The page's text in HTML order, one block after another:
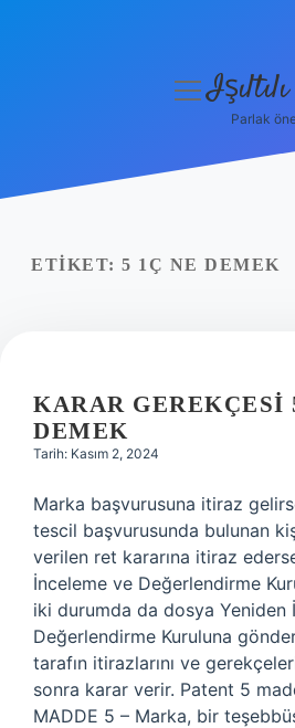
Yasal Uyarı
menüyü
Parlak
ETIKET: 5 1Ç NE DEMEK
KARAR GEREKÇESI
DEMEK
Tarih: Kasım 2, 2024
Marka başvurusuna itiraz
tescil başvurusunda bulunan
verilen ret kararına itiraz
İnceleme ve Değerlendirme
iki durumda da dosya Yeniden
Değerlendirme Kuruluna
tarafın itirazlarını ve
sonra karar verir. Patent 5
MADDE 5 – Marka, bir